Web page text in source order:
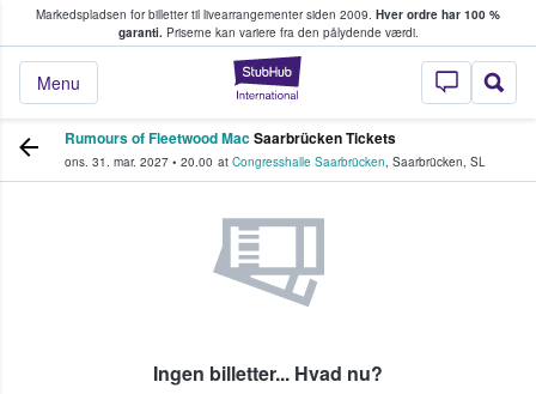
Markedspladsen for billetter til livearrangementer siden 2009. Hver ordre har 100 %
garanti.Priserne kan variere fra den pålydende værdi.
StubHub - Hvor
Menu
køber og sælger billetter
Rumours of Fleetwood MacSaarbrücken Tickets
ons. 31. mar. 2027 • 20.00 at Congresshalle Saarbrücken, Saarbrücken, SL
Ingen billetter... Hvad nu?